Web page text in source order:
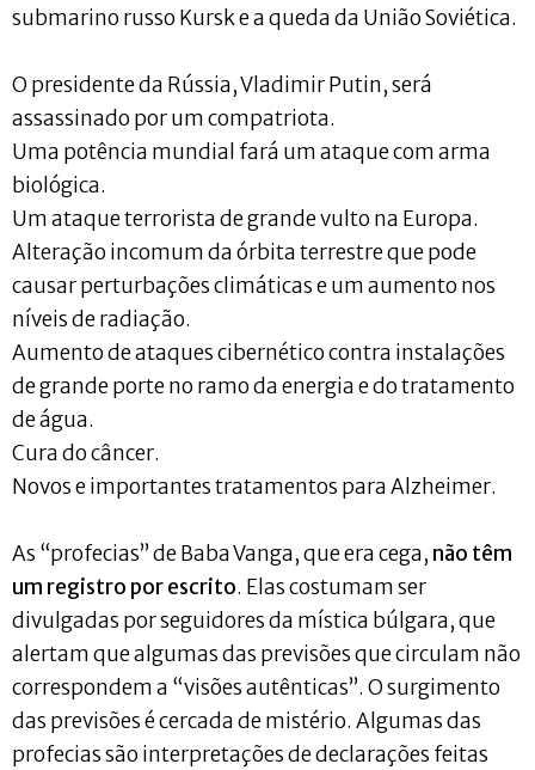
submarino russo Kursk e a queda da União Soviética.
O presidente da Rússia, Vladimir Putin, será
assassinado por um compatriota.
Uma potência mundial fará um ataque com arma
biológica.
Um ataque terrorista de grande vulto na Europa.
Alteração incomum da órbita terrestre que pode
causar perturbações climáticas e um aumento nos
níveis de radiação.
Aumento de ataques cibernético contra instalações
de grande porte no ramo da energia e do tratamento
de água.
Cura do câncer.
Novos e importantes tratamentos para Alzheimer.
As “profecias” de Baba Vanga, que era cega, não têm
um registro por escrito. Elas costumam ser
divulgadas por seguidores da mística búlgara, que
alertam que algumas das previsões que circulam não
correspondem a “visões autênticas”. O surgimento
das previsões é cercada de mistério. Algumas das
profecias são interpretações de declarações feitas